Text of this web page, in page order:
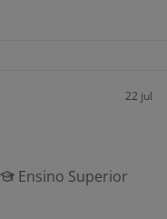
22 jul
Ensino Superior